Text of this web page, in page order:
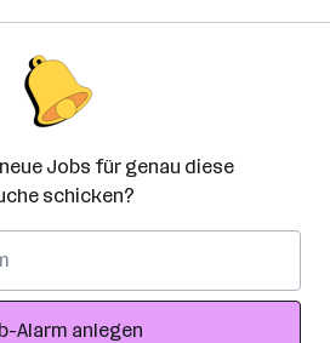
Jobs für genau diese
schicken?
Alarm anlegen